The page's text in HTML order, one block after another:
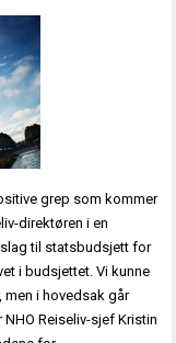
grep som kommer
direktøren i en
til statsbudsjett for
i budsjettet. Vi kunne
men i hovedsak går
Reiseliv-sjef Kristin